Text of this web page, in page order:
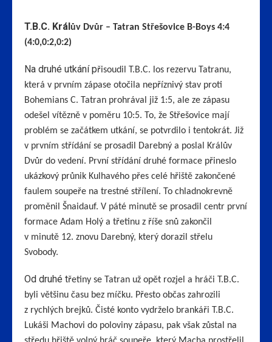
T.B.C. Králův Dvůr – Tatran Střešovice B-Boys 4:4
(4:0,0:2,0:2)
Na druhé utkání přisoudil T.B.C. los rezervu Tatranu,
která v prvním zápase otočila nepříznivý stav proti
Bohemians C. Tatran prohrával již 1:5, ale ze zápasu
odešel vítězně v poměru 10:5. To, že Střešovice mají
problém se začátkem utkání, se potvrdilo i tentokrát. Již
v prvním střídání se prosadil Darebný a poslal Králův
Dvůr do vedení. První střídání druhé formace přineslo
ukázkový průnik Kulhavého přes celé hřiště zakončené
faulem soupeře na trestné střílení. To chladnokrevně
proměnil Šnaidauf. V páté minutě se prosadil centr první
formace Adam Holý a třetinu z říše snů zakončil
v minutě 12. znovu Darebný, který dorazil střelu
Svobody.
Od druhé třetiny se Tatran už opět rozjel a hráči T.B.C.
byli většinu času bez míčku. Přesto občas zahrozili
z rychlých brejků. Čisté konto vydrželo brankáři T.B.C.
Lukáši Machovi do poloviny zápasu, pak však zůstal na